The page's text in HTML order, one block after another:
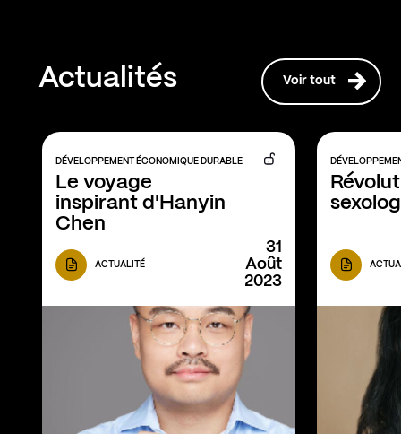
Actualités Voir tout
DÉVELOPPEMENT ÉCONOMIQUE DURABLE
Le voyage
inspirant d'Hanyin
Chen
ACTUALITÉ
31
Août
2023